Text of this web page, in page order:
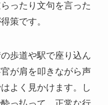
ったり文句を言った
策です。
歩道や駅で座り込ん
が肩を叩きながら声
よく見かけます。し